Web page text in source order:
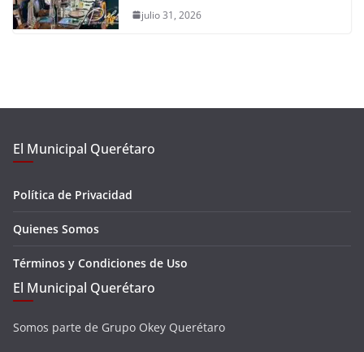
julio 31, 2026
El Municipal Querétaro
Política de Privacidad
Quienes Somos
Términos y Condiciones de Uso
El Municipal Querétaro
Somos parte de Grupo Okey Querétaro